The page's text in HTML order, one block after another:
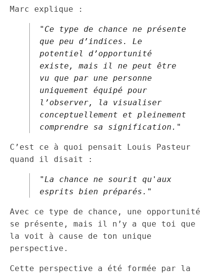
Marc explique :
"Ce type de chance ne présente
que peu d’indices. Le
potentiel d’opportunité
existe, mais il ne peut être
vu que par une personne
uniquement équipé pour
l’observer, la visualiser
conceptuellement et pleinement
comprendre sa signification."
C’est ce à quoi pensait Louis Pasteur
quand il disait :
"La chance ne sourit qu'aux
esprits bien préparés."
Avec ce type de chance, une opportunité
se présente, mais il n’y a que toi que
la voit à cause de ton unique
perspective.
Cette perspective a été formée par la